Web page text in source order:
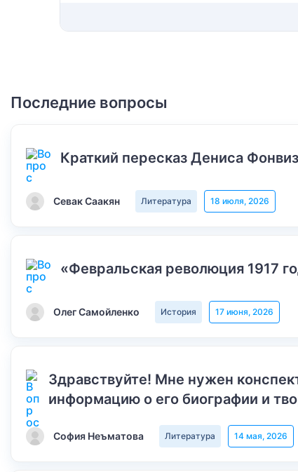
Последние вопросы
Краткий пересказ Дениса
Севак Саакян Литература 18 июля, 2026
«Февральская революция 1917
Олег Самойленко История 17 июня, 2026
Здравствуйте! Мне нужен
информацию о его биографии и
София Неъматова Литература 14 мая, 2026